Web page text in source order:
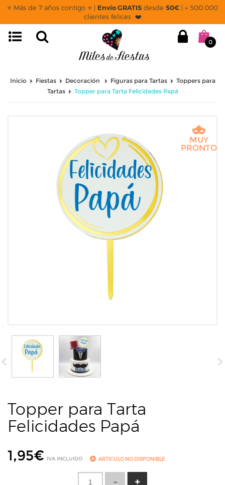
⭐ Más de 7 años contigo ⭐ | Envío GRATIS desde 50€ | + 500.000
clientes felices ❤️
0
Inicio Fiestas Decoración Figuras para Tartas
Toppers para
Tartas
Topper para Tarta Felicidades Papá
MUY
PRONTO
Topper para Tarta
Felicidades Papá
1,95€ IVA INCLUIDO ARTÍCULO NO DISPONIBLE